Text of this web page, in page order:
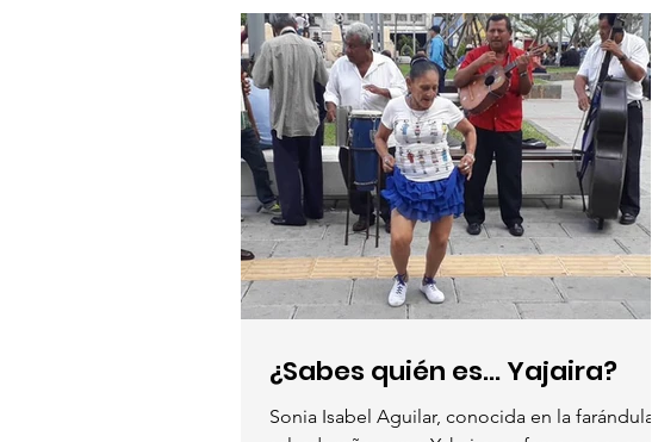
¿Sabes quién es... Yajaira?
Sonia Isabel Aguilar, conocida en la farándula